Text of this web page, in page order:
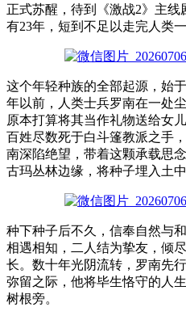
正式苏醒，待到《激战2》主
有23年，短到不足以走完人类
这个年轻种族的全部起源，始
年以前，人类士兵罗南在一处
原本打算将其当作礼物送给女
百姓尽数死于白斗篷教派之手
南深陷绝望，带着这颗承载思
古玛丛林边缘，将种子埋入土
种下种子后不久，信奉自然与
相遇相知，二人结为挚友，倾
长。数十年光阴流转，罗南先
弥留之际，他将毕生恪守的人
树根旁。